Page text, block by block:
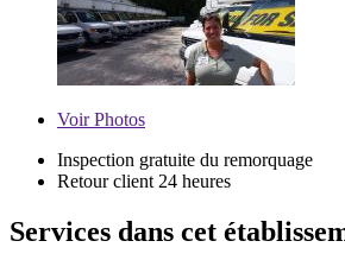
VoirPhotos
Inspection gratuite du remorquage
Retour client 24 heures
Services dans cet